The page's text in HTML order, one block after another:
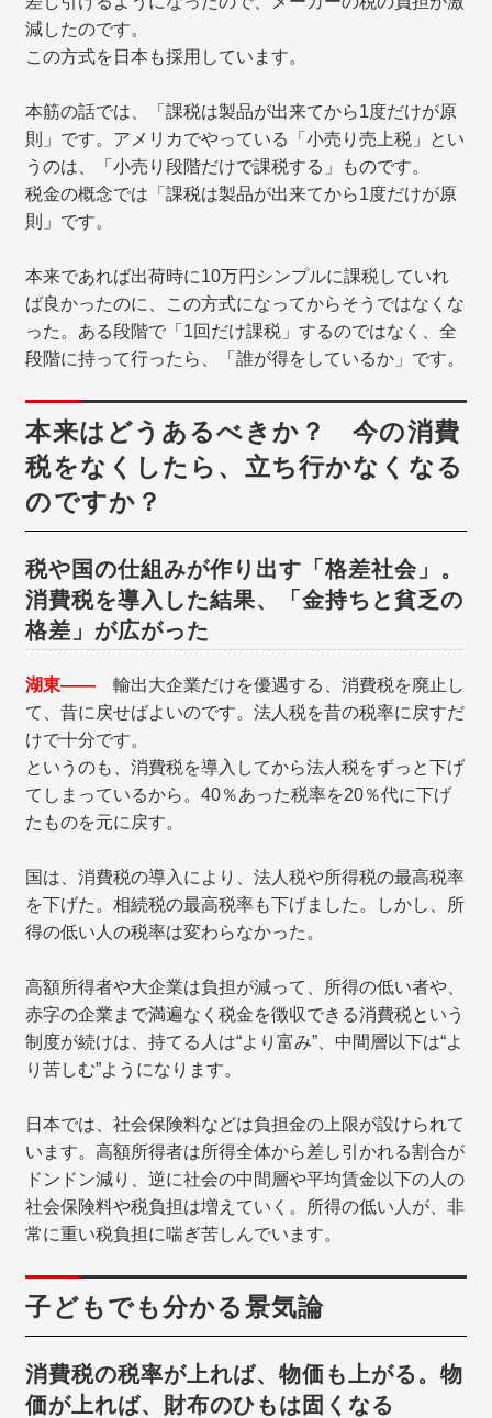
減したのです。
この方式を日本も採用しています。
本筋の話では、「課税は製品が出来てから1度だけが原
則」です。アメリカでやっている「小売り売上税」とい
うのは、「小売り段階だけで課税する」ものです。
税金の概念では「課税は製品が出来てから1度だけが原
則」です。
本来であれば出荷時に10万円シンプルに課税していれ
ば良かったのに、この方式になってからそうではなくな
った。ある段階で「1回だけ課税」するのではなく、全
段階に持って行ったら、「誰が得をしているか」です。
本来はどうあるべきか？ 今の消費
税をなくしたら、立ち行かなくなる
のですか？
税や国の仕組みが作り出す「格差社会」。
消費税を導入した結果、「金持ちと貧乏の
格差」が広がった
湖東―― 輸出大企業だけを優遇する、消費税を廃止し
て、昔に戻せばよいのです。法人税を昔の税率に戻すだ
けで十分です。
というのも、消費税を導入してから法人税をずっと下げ
てしまっているから。40％あった税率を20％代に下げ
たものを元に戻す。
国は、消費税の導入により、法人税や所得税の最高税率
を下げた。相続税の最高税率も下げました。しかし、所
得の低い人の税率は変わらなかった。
高額所得者や大企業は負担が減って、所得の低い者や、
赤字の企業まで満遍なく税金を徴収できる消費税という
制度が続けは、持てる人は“より富み”、中間層以下は“よ
り苦しむ”ようになります。
日本では、社会保険料などは負担金の上限が設けられて
います。高額所得者は所得全体から差し引かれる割合が
ドンドン減り、逆に社会の中間層や平均賃金以下の人の
社会保険料や税負担は増えていく。所得の低い人が、非
常に重い税負担に喘ぎ苦しんでいます。
子どもでも分かる景気論
消費税の税率が上れば、物価も上がる。物
価が上れば、財布のひもは固くなる